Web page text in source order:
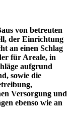
von betreuten
der Einrichtung
an einen Schlag
für Areale, in
aufgrund
sowie die
Versorgung und
ebenso wie an